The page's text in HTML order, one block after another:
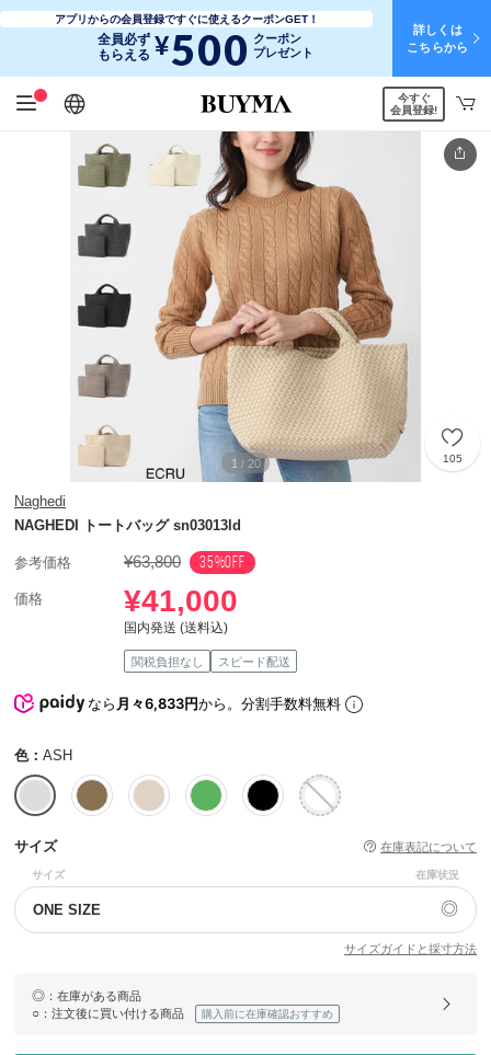
アプリからの会員登録ですぐに使えるクーポンGET！
全員必ず
もらえる ¥500 クーポン
プレゼント
詳しくは
こちらから
日本語
English
简体中文
繁體中文
今すぐ
会員登録!
1 / 20 105
Naghedi
NAGHEDI トートバッグ sn03013ld
参考価格 ¥63,800 35%OFF
価格 ¥41,000
国内発送 (送料込)
関税負担なし スピード配送
なら月々6,833円から。分割手数料無料
色： ASH
サイズ 在庫表記について
サイズ 在庫状況
ONE SIZE ◎
サイズガイドと採寸方法
◎ ：在庫がある商品
○ ：注文後に買い付ける商品 購入前に在庫確認おすすめ